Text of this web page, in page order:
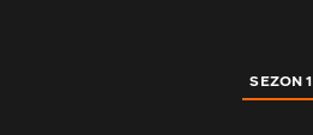
SEZON 1